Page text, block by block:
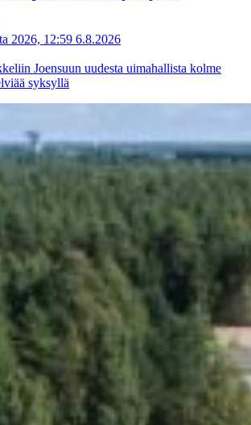
2026, 12:59 6.8.2026
Joensuun uudesta uimahallista kolme
syksyllä